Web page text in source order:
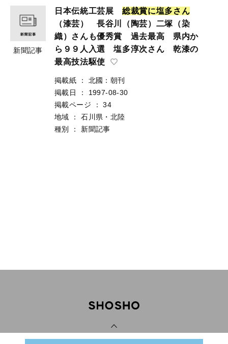
新聞記事
日本伝統工芸展総裁賞に塩多さ ん
（漆芸） 長谷川（陶芸）二塚（染
織）さんも優秀賞 過去最高 県内か
ら９９人入選 塩多淳次さん 乾漆の
最高技法駆使
掲載紙 ：
北國：朝刊
掲載日
：
1997-08-30
掲載ページ
：
34
地域
：
石川県・北陸
種別
： 新聞記事